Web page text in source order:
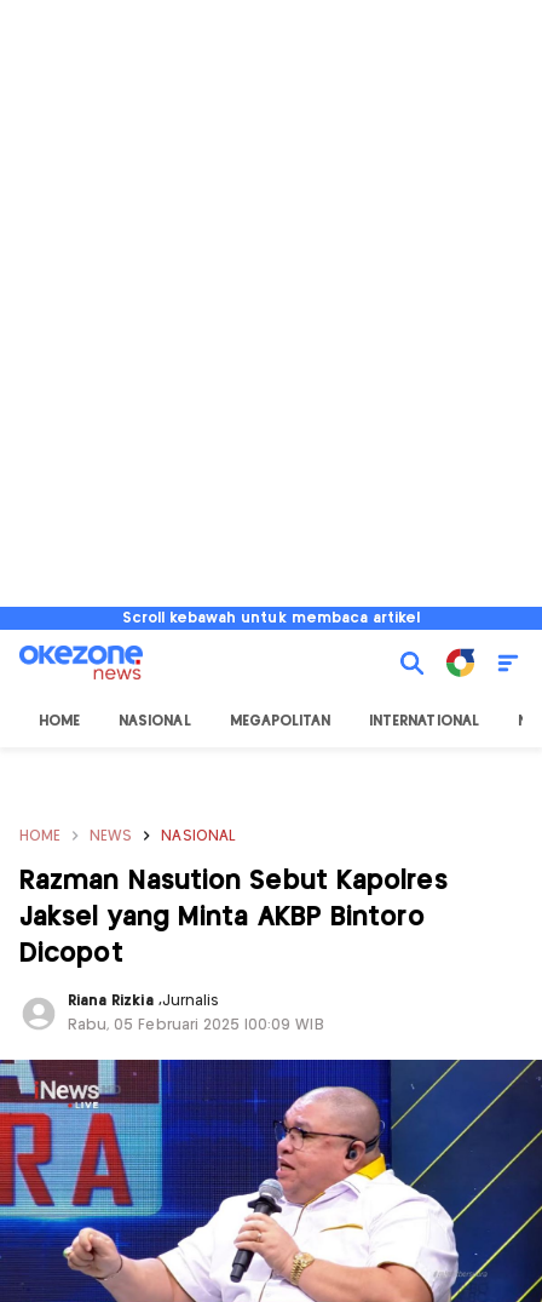
Scroll kebawah untuk membaca artikel
HOME NASIONAL MEGAPOLITAN INTERNATIONAL
HOME NEWS NASIONAL
Razman Nasution Sebut Kapolres
Jaksel yang Minta AKBP Bintoro
Dicopot
Riana Rizkia ,Jurnalis
Rabu, 05 Februari 2025 |00:09 WIB